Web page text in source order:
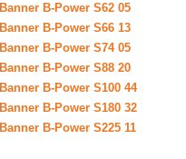
Banner B-Power S62 05
Banner B-Power S66 13
Banner B-Power S74 05
Banner B-Power S88 20
Banner B-Power S100 44
Banner B-Power S180 32
Banner B-Power S225 11